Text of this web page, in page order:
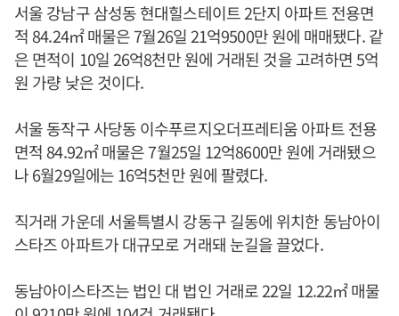
서울 강남구 삼성동 현대힐스테이트 2단지 아파트 전용면
적 84.24㎡ 매물은 7월26일 21억9500만 원에 매매됐다. 같
은 면적이 10일 26억8천만 원에 거래된 것을 고려하면 5억
원 가량 낮은 것이다.
서울 동작구 사당동 이수푸르지오더프레티움 아파트 전용
면적 84.92㎡ 매물은 7월25일 12억8600만 원에 거래됐으
나 6월29일에는 16억5천만 원에 팔렸다.
직거래 가운데 서울특별시 강동구 길동에 위치한 동남아이
스타즈 아파트가 대규모로 거래돼 눈길을 끌었다.
동남아이스타즈는 법인 대 법인 거래로 22일 12.22㎡ 매물